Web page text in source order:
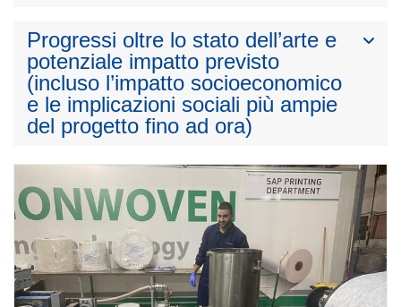
Progressi oltre lo stato dell’arte e
potenziale impatto previsto
(incluso l’impatto socioeconomico
e le implicazioni sociali più ampie
del progetto fino ad ora)